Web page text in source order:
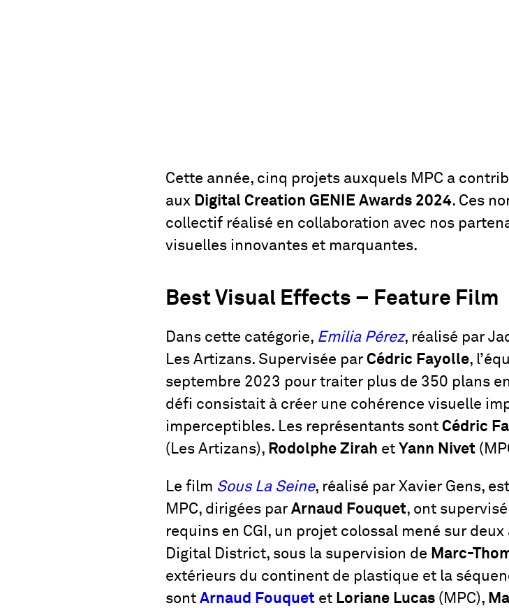
Cette année, cinq projets auxquels MPC a
aux Digital Creation GENIE Awards 2024. Ces
collectif réalisé en collaboration avec nos
visuelles innovantes et marquantes.
Best Visual Effects – Feature Film
Dans cette catégorie, Emilia Pérez, réalisé par
Les Artizans. Supervisée par Cédric Fayolle,
septembre 2023 pour traiter plus de 350 plans
défi consistait à créer une cohérence visuelle
imperceptibles. Les représentants sont Cédric
(Les Artizans), Rodolphe Zirah et Yann Nivet
Le film Sous La Seine, réalisé par Xavier Gens,
MPC, dirigées par Arnaud Fouquet, ont
requins en CGI, un projet colossal mené sur
Digital District, sous la supervision de Marc-
extérieurs du continent de plastique et la
sont Arnaud Fouquet et Loriane Lucas (MPC),